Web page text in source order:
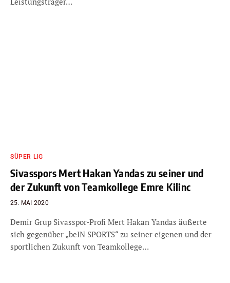
SÜPER LIG
Sivasspors Mert Hakan Yandas zu seiner und
der Zukunft von Teamkollege Emre Kilinc
25. MAI 2020
Demir Grup Sivasspor-Profi Mert Hakan Yandas äußerte
sich gegenüber „beIN SPORTS“ zu seiner eigenen und der
sportlichen Zukunft von Teamkollege…